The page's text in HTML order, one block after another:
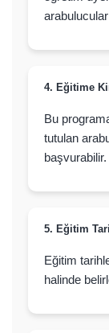
4. Eğitime
Bu
tutulan
başvurabilir.
5. Eğitim
Eğitim
halinde